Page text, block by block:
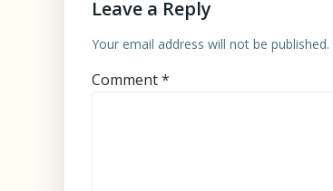
Leave a Reply
Your email address will not be published.
Comment*